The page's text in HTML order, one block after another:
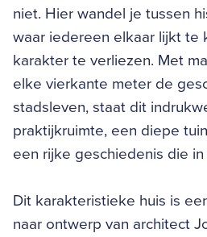
niet. Hier wandel je tussen
waar iedereen elkaar lijkt te
karakter te verliezen. Met
elke vierkante meter de
stadsleven, staat dit
praktijkruimte, een diepe
een rijke geschiedenis die
Dit karakteristieke huis is
naar ontwerp van architect